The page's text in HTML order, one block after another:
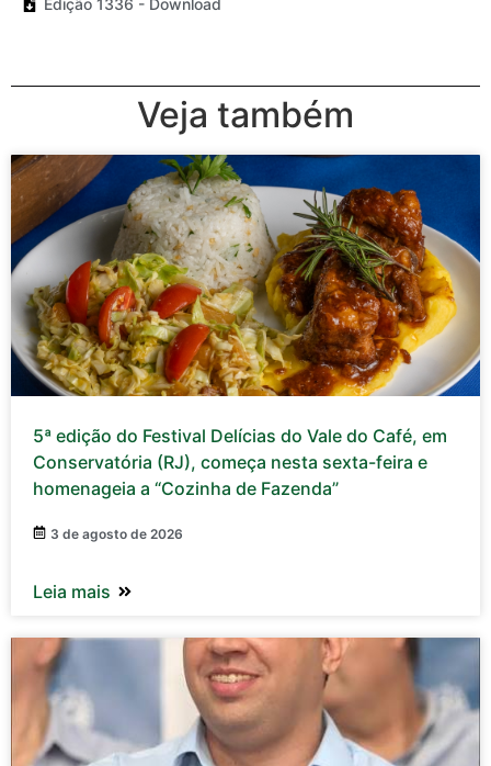
Veja também
5ª edição do Festival Delícias do Vale do Café, em
Conservatória (RJ), começa nesta sexta-feira e
homenageia a “Cozinha de Fazenda”
3 de agosto de 2026
Leia mais